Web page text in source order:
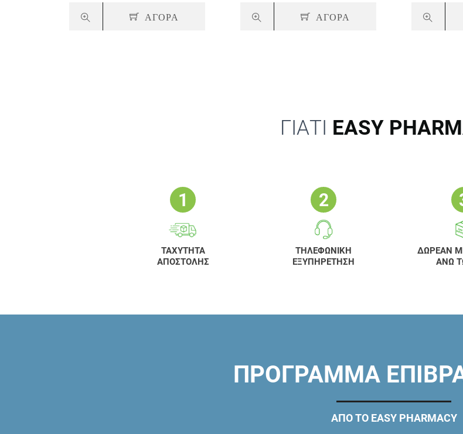
ΑΓΟΡΑ ΑΓΟΡΑ
ΓΙΑΤΙ EASY
ΤΑΧΥΤΗΤΑ
ΑΠΟΣΤΟΛΗΣ
ΤΗΛΕΦΩΝΙΚΗ
ΕΞΥΠΗΡΕΤΗΣΗ
ΔΩΡΕΑΝ
ΑΝΩ
ΠΡΟΓΡΑΜΜΑ
ΑΠΟ ΤΟ EASY PHARMACY